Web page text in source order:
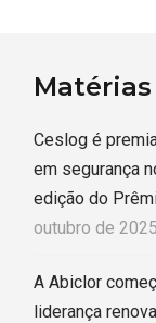
Ceslog é
em segurança
edição do
outubro de 2025
A Abiclor
liderança